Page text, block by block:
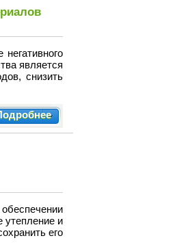
является
снизить
утепление и
его